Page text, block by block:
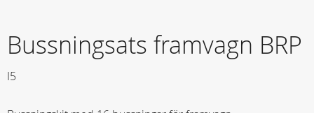
Bussningsats framvagn BRP
I5